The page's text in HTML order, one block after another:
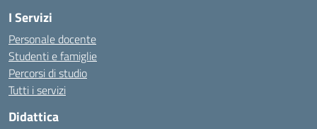
I Servizi
Personale docente
Studenti e famiglie
Percorsi di studio
Tutti i servizi
Didattica